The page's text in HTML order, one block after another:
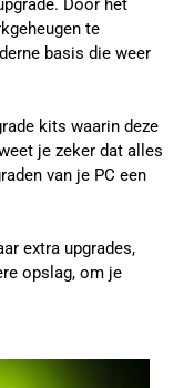
Door het
te
basis die weer
kits waarin deze
je zeker dat alles
van je PC een
extra upgrades,
opslag, om je